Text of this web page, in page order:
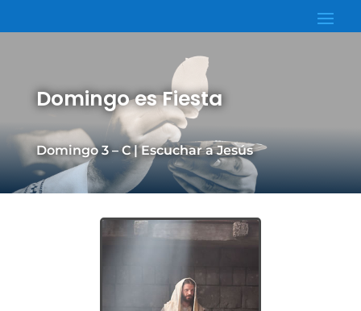
Domingo es Fiesta
Domingo 3 – C | Escuchar a Jesús